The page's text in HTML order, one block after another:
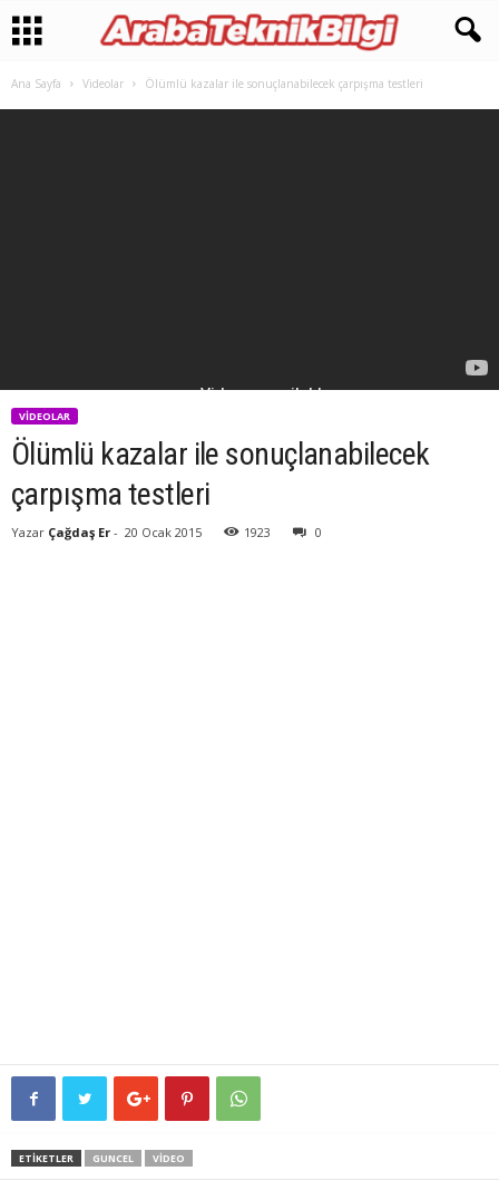
Ana Sayfa Videolar Ölümlü kazalar ile sonuçlanabilecek çarpışma testleri
VIDEOLAR
Ölümlü kazalar ile sonuçlanabilecek
çarpışma testleri
Yazar Çağdaş Er - 20 Ocak 2015 1923 0
ETIKETLER GUNCEL VIDEO